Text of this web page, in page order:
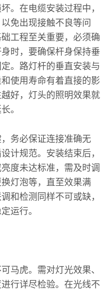
。在电缆安装过程中，
免出现接触不良等问
工程至关重要，必须确
时，要确保杆身保持垂
。路灯杆的垂直安装与
使用寿命有着直接的影
好，灯头的照明效果就
。
务必保证连接准确无
计规范。安装结束后，
度未达标准，需及时调
灯泡等，直至效果满
和检测同样不可或缺，
运行。
马虎。需对灯光效果、
行详尽检验。在光线不